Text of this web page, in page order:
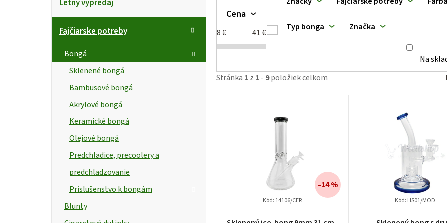
okategórie
t
ó
Letný výpredaj
Fajčiarske potreby
Bongá
Sklenené bongá
Bambusové bongá
Akrylové bongá
Keramické bongá
Olejové bongá
Predchladice, precoolery a
predchladzovanie
Príslušenstvo k bongám
Blunty
Stránka 1 z 1 - 9položiek celkom
Cena
8€ 41€
Na
Typ bonga Značka
p
i
s
–14 %
Kód: 14106/CER Kód: HS01/MOD